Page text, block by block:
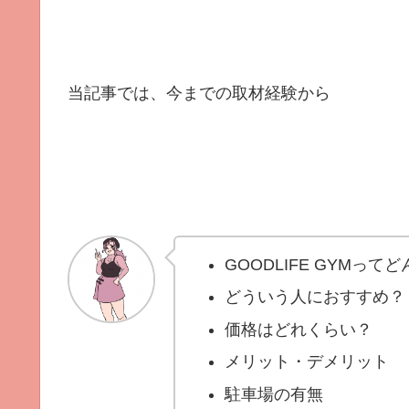
当記事では、今までの取材経験から
GOODLIFE GYMってど
どういう人におすすめ？
価格はどれくらい？
メリット・デメリット
駐車場の有無